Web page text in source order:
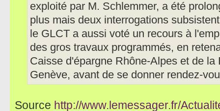
exploité par M. Schlemmer, a été
plus mais deux interrogations
le GLCT a aussi voté un recours à
des gros travaux programmés, en
Caisse d'épargne Rhône-Alpes et de la
Genève, avant de se donner rendez-
Source http://www.lemessager.fr/